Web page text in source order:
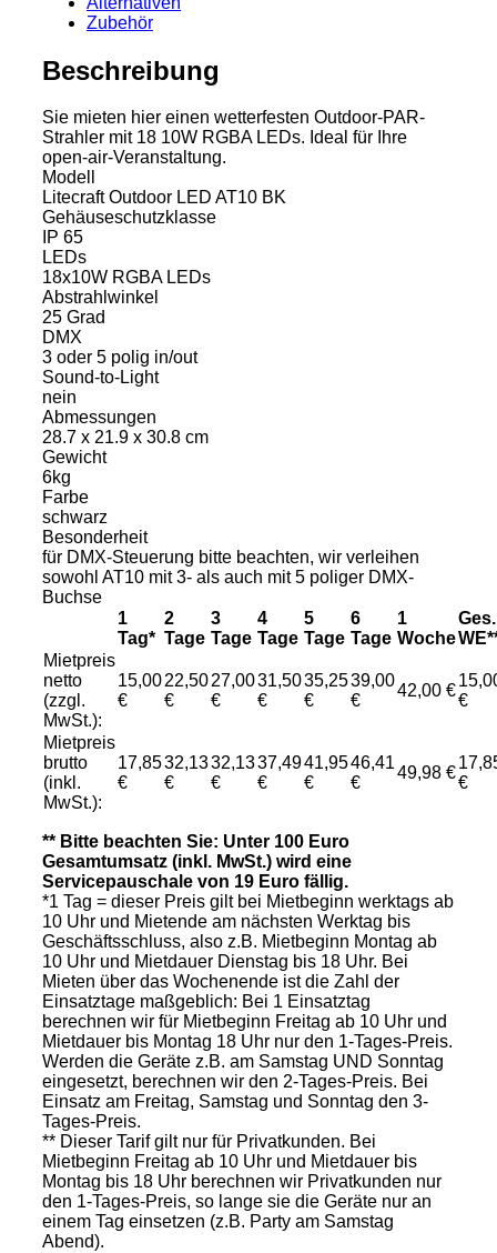
Menge
Zubehör
Beschreibung
Sie mieten hier einen wetterfesten Outdoor-PAR-
Strahler mit 18 10W RGBA LEDs. Ideal für Ihre
open-air-Veranstaltung.
Modell
Litecraft Outdoor LED AT10 BK
Gehäuseschutzklasse
IP 65
LEDs
18x10W RGBA LEDs
Abstrahlwinkel
25 Grad
DMX
3 oder 5 polig in/out
Sound-to-Light
nein
Abmessungen
28.7 x 21.9 x 30.8 cm
Gewicht
6kg
Farbe
schwarz
Besonderheit
für DMX-Steuerung bitte beachten, wir verleihen
sowohl AT10 mit 3- als auch mit 5 poliger DMX-
Buchse
1
Tag*
2
Tage
3
Tage
4
Tage
5
Tage
6
Tage
1
Woche
Ges.
Mietpreis
netto
(zzgl.
MwSt.):
15,00
€
22,50
€
27,00
€
31,50
€
35,25
€
39,00
€
42,00 €
€
Mietpreis
brutto
(inkl.
MwSt.):
17,85
€
32,13
€
32,13
€
37,49
€
41,95
€
46,41
€
49,98 €
€
** Bitte beachten Sie: Unter 100 Euro
Gesamtumsatz (inkl. MwSt.) wird eine
Servicepauschale von 19 Euro fällig.
*1 Tag = dieser Preis gilt bei Mietbeginn werktags ab
10 Uhr und Mietende am nächsten Werktag bis
Geschäftsschluss, also z.B. Mietbeginn Montag ab
10 Uhr und Mietdauer Dienstag bis 18 Uhr. Bei
Mieten über das Wochenende ist die Zahl der
Einsatztage maßgeblich: Bei 1 Einsatztag
berechnen wir für Mietbeginn Freitag ab 10 Uhr und
Mietdauer bis Montag 18 Uhr nur den 1-Tages-Preis.
Werden die Geräte z.B. am Samstag UND Sonntag
eingesetzt, berechnen wir den 2-Tages-Preis. Bei
Einsatz am Freitag, Samstag und Sonntag den 3-
Tages-Preis.
** Dieser Tarif gilt nur für Privatkunden. Bei
Mietbeginn Freitag ab 10 Uhr und Mietdauer bis
Montag bis 18 Uhr berechnen wir Privatkunden nur
den 1-Tages-Preis, so lange sie die Geräte nur an
einem Tag einsetzen (z.B. Party am Samstag
Abend).